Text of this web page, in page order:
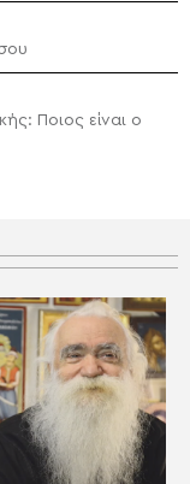
Ποιος είναι ο